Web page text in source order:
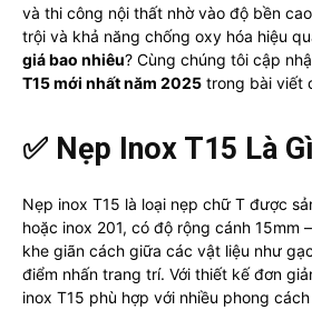
và thi công nội thất nhờ vào độ bền
trội và khả năng chống oxy hóa hiệu
giá bao nhiêu? Cùng chúng tôi cập
T15 mới nhất năm 2025 trong bài viết
✅ Nẹp Inox T15 Là
Nẹp inox T15 là loại nẹp chữ T được
hoặc inox 201, có độ rộng cánh 15mm
khe giãn cách giữa các vật liệu như
điểm nhấn trang trí. Với thiết kế đơn
inox T15 phù hợp với nhiều phong